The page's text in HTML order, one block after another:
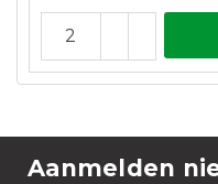
Aanmelden